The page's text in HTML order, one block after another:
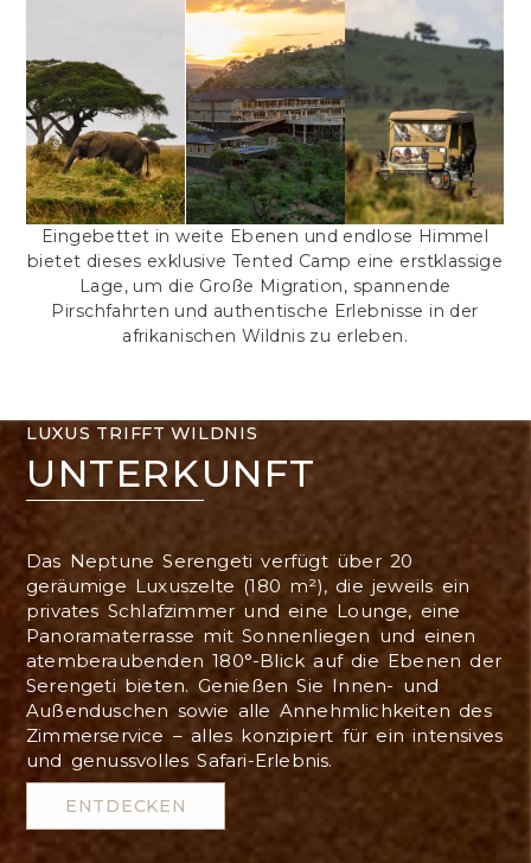
Eingebettet in weite Ebenen und endlose Himmel
bietet dieses exklusive Tented Camp eine erstklassige
Lage, um die Große Migration, spannende
Pirschfahrten und authentische Erlebnisse in der
afrikanischen Wildnis zu erleben.
LUXUS TRIFFT WILDNIS
UNTERKUNFT
Das Neptune Serengeti verfügt über 20
geräumige Luxuszelte (180 m²), die jeweils ein
privates Schlafzimmer und eine Lounge, eine
Panoramaterrasse mit Sonnenliegen und einen
atemberaubenden 180°-Blick auf die Ebenen der
Serengeti bieten. Genießen Sie Innen- und
Außenduschen sowie alle Annehmlichkeiten des
Zimmerservice – alles konzipiert für ein intensives
und genussvolles Safari-Erlebnis.
ENTDECKEN